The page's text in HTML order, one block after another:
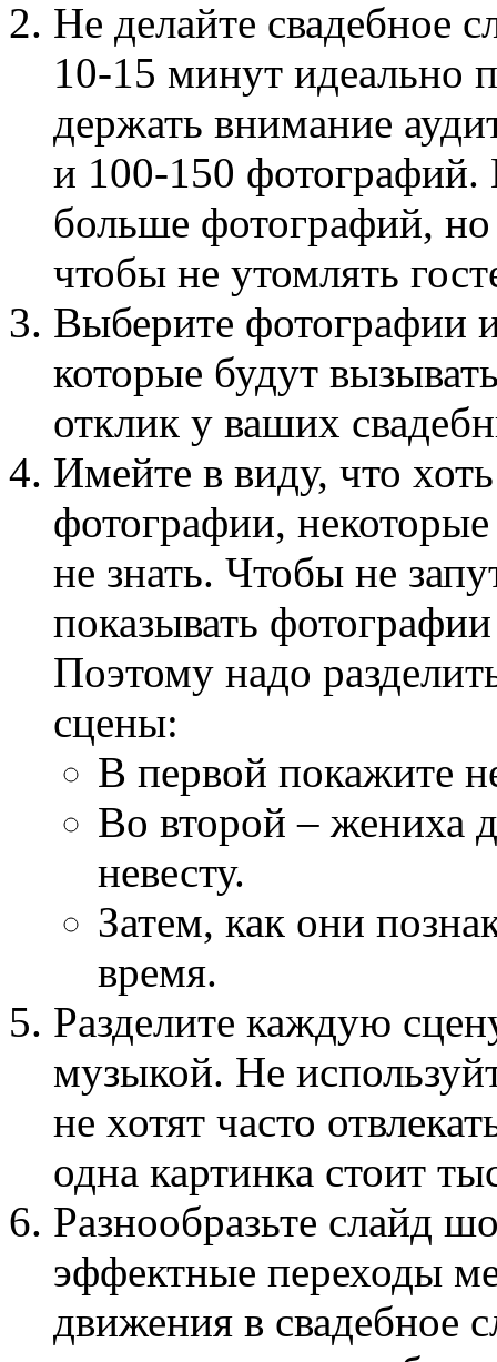
Не делайте свадебное
10-15 минут идеально
держать внимание
и 100-150
больше фотографий,
чтобы не утомлять
Выберите фотографии
которые будут
отклик у ваших
Имейте в виду, что
фотографии,
не знать. Чтобы не
показывать
Поэтому надо
сцены:
В первой покажите
Во второй – жениха
невесту.
Затем, как они
время.
Разделите каждую
музыкой. Не
не хотят часто
одна картинка стоит
Разнообразьте слайд
эффектные переходы
движения в свадебное